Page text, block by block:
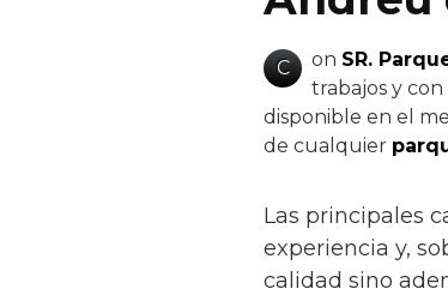
C on SR.
trabajos y
disponible en el
de cualquier
Las principales
experiencia y,
calidad sino